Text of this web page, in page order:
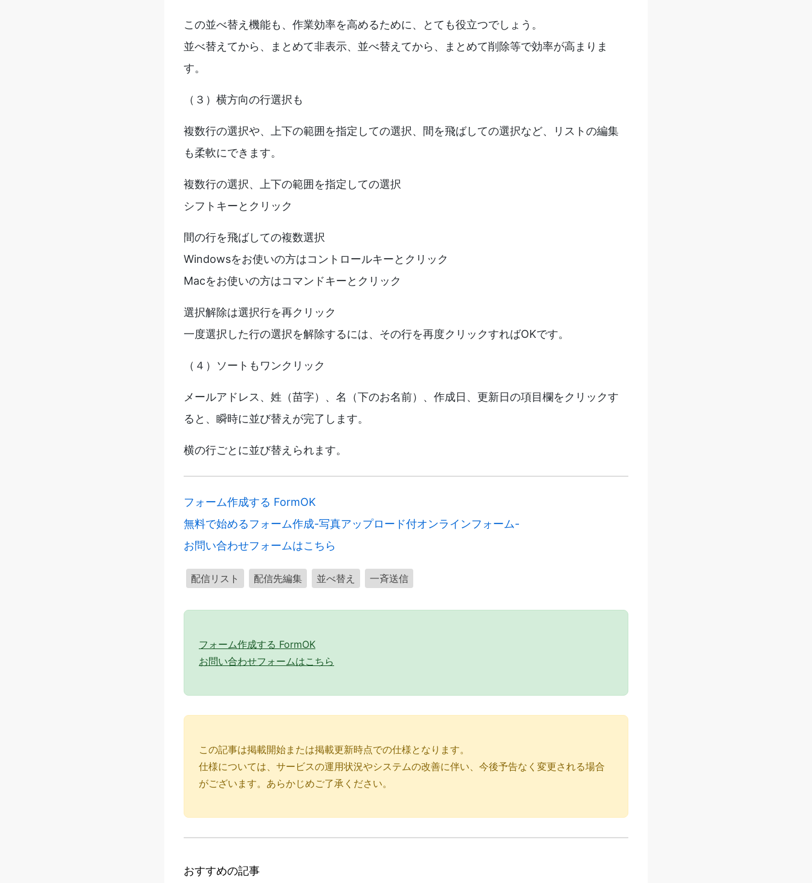
この並べ替え機能も、作業効率を高めるために、とても役立つでしょう。
並べ替えてから、まとめて非表示、並べ替えてから、まとめて削除等で効率が高まりま
す。
（３）横方向の行選択も
複数行の選択や、上下の範囲を指定しての選択、間を飛ばしての選択など、リストの編集
も柔軟にできます。
複数行の選択、上下の範囲を指定しての選択
シフトキーとクリック
間の行を飛ばしての複数選択
Windowsをお使いの方はコントロールキーとクリック
Macをお使いの方はコマンドキーとクリック
選択解除は選択行を再クリック
一度選択した行の選択を解除するには、その行を再度クリックすればOKです。
（４）ソートもワンクリック
メールアドレス、姓（苗字）、名（下のお名前）、作成日、更新日の項目欄をクリックす
ると、瞬時に並び替えが完了します。
横の行ごとに並び替えられます。
フォーム作成する FormOK
無料で始めるフォーム作成-写真アップロード付オンラインフォーム-
お問い合わせフォームはこちら
配信リスト 配信先編集 並べ替え 一斉送信
フォーム作成する FormOK
お問い合わせフォームはこちら
この記事は掲載開始または掲載更新時点での仕様となります。
仕様については、サービスの運用状況やシステムの改善に伴い、今後予告なく変更される場合
がございます。あらかじめご了承ください。
おすすめの記事